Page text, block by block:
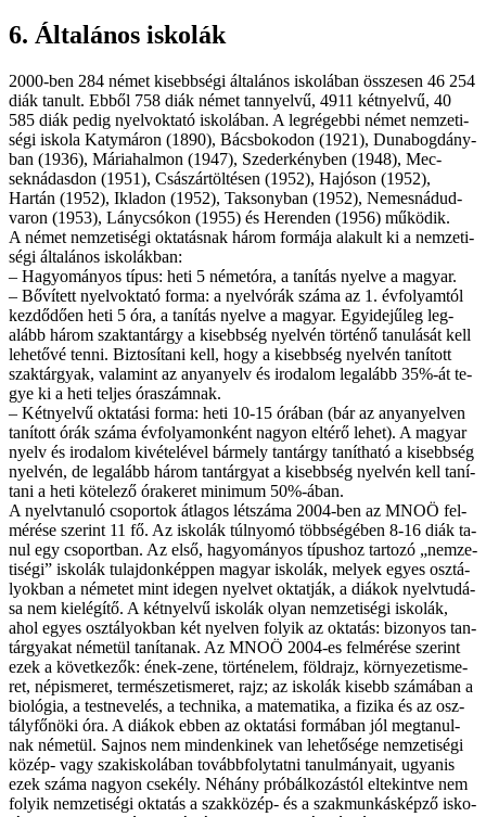
6. Ál­ta­lá­nos is­ko­lák
2000-ben 284 né­met ki­sebb­sé­gi ál­ta­lá­nos is­ko­lá­ban ös­­sze­sen 46 254
di­ák ta­nult. Eb­ből 758 di­ák né­met tan­nyel­vű, 4911 két­nyel­vű, 40
585 di­ák pe­dig nyelv­ok­ta­tó is­ko­lá­ban. A leg­ré­geb­bi né­met nem­ze­ti­
sé­gi is­ko­la Katymáron (1890), Bács­bokodon (1921), Dun­abogdány­
ban (1936), Mári­a­hal­mon (1947), Sze­der­kény­ben (1948), Mec­
sekná­das­don (1951), Csá­szár­töl­té­sen (1952), Ha­jó­son (1952),
Hartán (1952), Ikladon (1952), Tak­sony­ban (1952), Nemes­ná­dud­
varon (1953), Lány­csó­kon (1955) és Heren­den (1956) mű­kö­dik.
A né­met nem­ze­ti­sé­gi ok­ta­tás­nak há­rom for­má­ja ala­kult ki a nem­ze­ti­
sé­gi ál­ta­lá­nos is­ko­lák­ban:
– Ha­gyo­má­nyos tí­pus: he­ti 5 né­met­óra, a ta­ní­tás nyel­ve a ma­gyar.
– Bő­ví­tett nyelv­ok­ta­tó for­ma: a nyelv­órák szá­ma az 1. év­fo­lyam­tól
kez­dő­dő­en he­ti 5 óra, a ta­ní­tás nyel­ve a ma­gyar. Egyi­de­jű­leg leg­
alább há­rom szak­tan­tárgy a ki­sebb­ség nyel­vén tör­té­nő ta­nu­lá­sát kell
le­he­tő­vé ten­ni. Biz­to­sí­ta­ni kell, hogy a ki­sebb­ség nyel­vén ta­ní­tott
szak­tár­gyak, va­la­mint az anya­nyelv és iro­da­lom leg­alább 35%-át te­
gye ki a he­ti tel­jes óra­szám­nak.
– Két­nyel­vű ok­ta­tá­si for­ma: he­ti 10-15 órá­ban (bár az anya­nyel­ven
ta­ní­tott órák szá­ma év­fo­lya­mon­ként na­gyon el­té­rő le­het). A ma­gyar
nyelv és iro­da­lom ki­vé­te­lé­vel bár­mely tan­tárgy ta­nít­ha­tó a ki­sebb­ség
nyel­vén, de leg­alább há­rom tan­tár­gyat a ki­sebb­ség nyel­vén kell ta­ní­
ta­ni a he­ti kö­te­le­ző óra­ke­ret mi­ni­mum 50%-ában.
A nyelv­ta­nu­ló cso­por­tok át­la­gos lét­szá­ma 2004-ben az MNOÖ fel­
mé­ré­se sze­rint 11 fő. Az is­ko­lák túl­nyo­mó több­sé­gé­ben 8-16 di­ák ta­
nul egy cso­port­ban. Az el­ső, ha­gyo­má­nyos tí­pus­hoz tar­to­zó „nem­ze­
ti­sé­gi” is­ko­lák tu­laj­don­kép­pen ma­gyar is­ko­lák, me­lyek egyes osz­tá­
lyok­ban a né­me­tet mint ide­gen nyel­vet ok­tat­ják, a di­á­kok nyelv­tu­dá­
sa nem ki­elé­gí­tő. A két­nyel­vű is­ko­lák olyan nem­ze­ti­sé­gi is­ko­lák,
ahol egyes osz­tá­lyok­ban két nyel­ven fo­lyik az ok­ta­tás: bi­zo­nyos tan­
tár­gya­kat né­me­tül ta­ní­ta­nak. Az MNOÖ 2004-es fel­mé­ré­se sze­rint
ezek a kö­vet­ke­zők: ének-ze­ne, tör­té­ne­lem, föld­rajz, kör­nye­zet­is­me­
ret, nép­is­me­ret, ter­mé­szet­is­me­ret, rajz; az is­ko­lák ki­sebb szá­má­ban a
bi­o­ló­gia, a test­ne­ve­lés, a tech­ni­ka, a ma­te­ma­ti­ka, a fi­zi­ka és az osz­
tály­fő­nö­ki óra. A di­á­kok eb­ben az ok­ta­tá­si for­má­ban jól meg­ta­nul­
nak né­me­tül. Saj­nos nem min­den­ki­nek van le­he­tő­sé­ge nem­ze­ti­sé­gi
kö­zép- vagy szak­is­ko­lá­ban to­vább­foly­tat­ni ta­nul­má­nya­it, ugyan­is
ezek szá­ma na­gyon cse­kély. Né­hány pró­bál­ko­zás­tól el­te­kint­ve nem
fo­lyik nem­ze­ti­sé­gi ok­ta­tás a szak­kö­zép- és a szak­mun­kás­kép­ző is­ko­